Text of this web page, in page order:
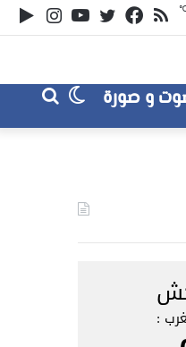
يوتيوبتويتر
فيسبوكملخص
الموقع
و صورة
بحث
عن
الوضع
المظلم